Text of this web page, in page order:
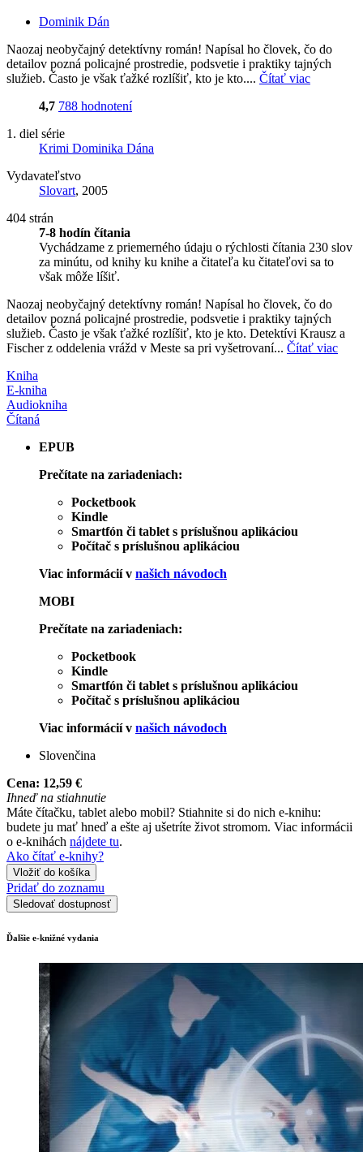
Dominik Dán
Naozaj neobyčajný detektívny román! Napísal ho človek, čo do
detailov pozná policajné prostredie, podsvetie i praktiky tajných
služieb. Často je však ťažké rozlíšiť, kto je kto.... Čítať viac
4,7 788 hodnotení
1. diel série
Krimi Dominika Dána
Vydavateľstvo
Slovart, 2005
404 strán
7-8 hodín čítania
Vychádzame z priemerného údaju o rýchlosti čítania 230 slov
za minútu, od knihy ku knihe a čitateľa ku čitateľovi sa to
však môže líšiť.
Naozaj neobyčajný detektívny román! Napísal ho človek, čo do
detailov pozná policajné prostredie, podsvetie i praktiky tajných
služieb. Často je však ťažké rozlíšiť, kto je kto. Detektívi Krausz a
Fischer z oddelenia vrážd v Meste sa pri vyšetrovaní... Čítať viac
Kniha
E-kniha
Audiokniha
Čítaná
EPUB
Prečítate na zariadeniach:
Pocketbook
Kindle
Smartfón či tablet s príslušnou aplikáciou
Počítač s príslušnou aplikáciou
Viac informácií v našich návodoch
MOBI
Prečítate na zariadeniach:
Pocketbook
Kindle
Smartfón či tablet s príslušnou aplikáciou
Počítač s príslušnou aplikáciou
Viac informácií v našich návodoch
Slovenčina
Cena: 12,59 €
Ihneď na stiahnutie
Máte čítačku, tablet alebo mobil? Stiahnite si do nich e-knihu:
budete ju mať hneď a ešte aj ušetríte život stromom. Viac informácii
o e-knihách nájdete tu.
Ako čítať e-knihy?
Vložiť do košíka
Pridať do zoznamu
Sledovať dostupnosť
Ďalšie e-knižné vydania